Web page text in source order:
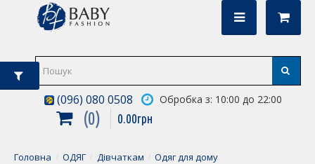
(096) 080 0508 Обробка з: 10:00 до 22:00
0 0.00грн
Головна ОДЯГ Дівчаткам
Одяг для дому